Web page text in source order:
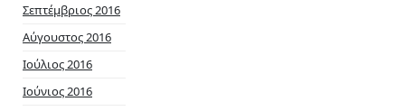
Σεπτέμβριος 2016
Αύγουστος 2016
Ιούλιος 2016
Ιούνιος 2016